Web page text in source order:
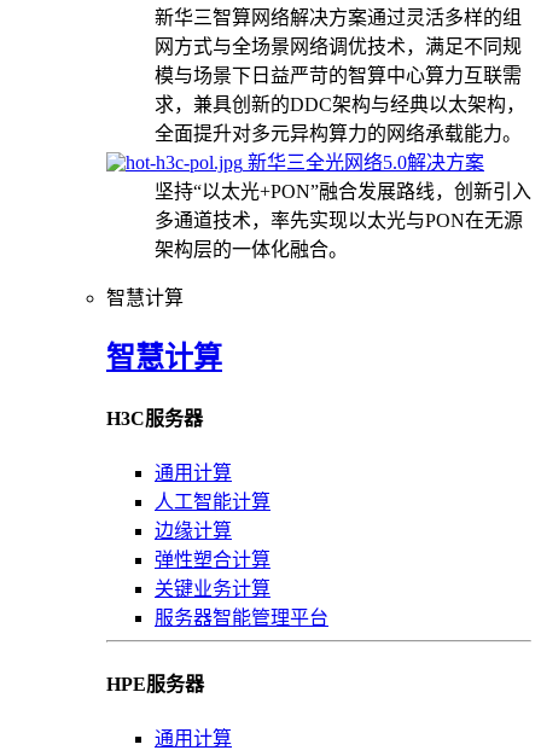
新华三智算网络解决方案通过灵活多样的组
网方式与全场景网络调优技术，满足不同规
模与场景下日益严苛的智算中心算力互联需
求，兼具创新的DDC架构与经典以太架构，
全面提升对多元异构算力的网络承载能力。
新华三全光网络5.0解决方案
坚持“以太光+PON”融合发展路线，创新引入
多通道技术，率先实现以太光与PON在无源
架构层的一体化融合。
智慧计算
智慧计算
H3C服务器
通用计算
人工智能计算
边缘计算
弹性塑合计算
关键业务计算
服务器智能管理平台
HPE服务器
通用计算